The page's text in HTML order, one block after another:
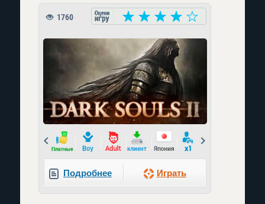
1760
Prev
Подробнее Играть